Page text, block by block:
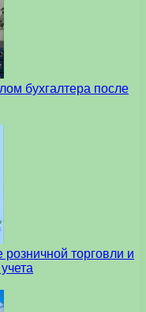
бухгалтера после
торговли и